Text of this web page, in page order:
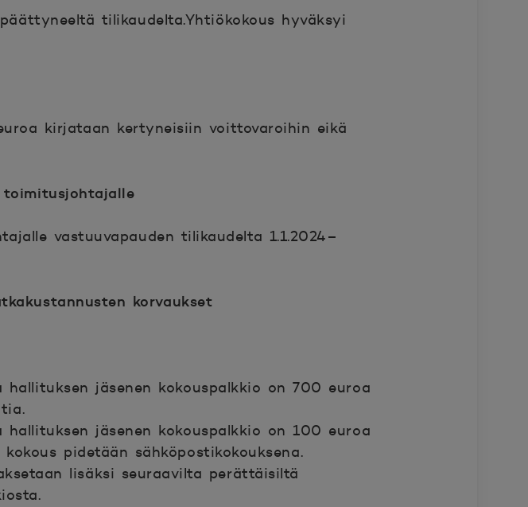
tilikaudelta.Yhtiökokous hyväksyi
kirjataan kertyneisiin voittovaroihin eikä
toimitusjohtajalle
vastuuvapauden tilikaudelta 1.1.2024–
korvaukset
jäsenen kokouspalkkio on 700 euroa
jäsenen kokouspalkkio on 100 euroa
pidetään sähköpostikokouksena.
lisäksi seuraavilta perättäisiltä